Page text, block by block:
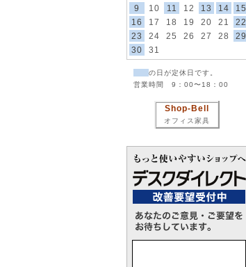
9
10 11 12 13 14
15
16
17 18 19 20 21
22
23
24 25 26 27 28
29
30
31
の日が定休日です。
営業時間 9：00〜18：00
Shop-Bell
オフィス家具